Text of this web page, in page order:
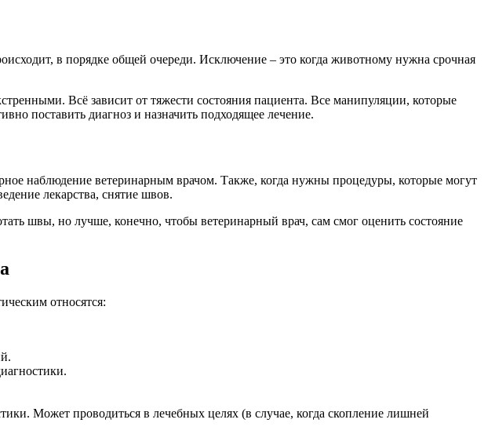
в порядке общей очереди. Исключение – это когда животному нужна срочная
Всё зависит от тяжести состояния пациента. Все манипуляции, которые
поставить диагноз и назначить подходящее лечение.
наблюдение ветеринарным врачом. Также, когда нужны процедуры, которые могут
лекарства, снятие швов.
швы, но лучше, конечно, чтобы ветеринарный врач, сам смог оценить состояние
относятся:
Может проводиться в лечебных целях (в случае, когда скопление лишней